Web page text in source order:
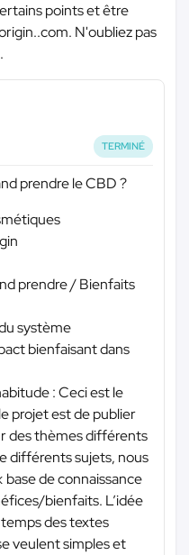
points et être
N'oubliez pas
TERMINÉ
prendre le CBD ?
prendre / Bienfaits
système
bienfaisant dans
: Ceci est le
projet est de publier
des thèmes différents
différents sujets, nous
de connaissance
bienfaits. L’idée
des textes
veulent simples et